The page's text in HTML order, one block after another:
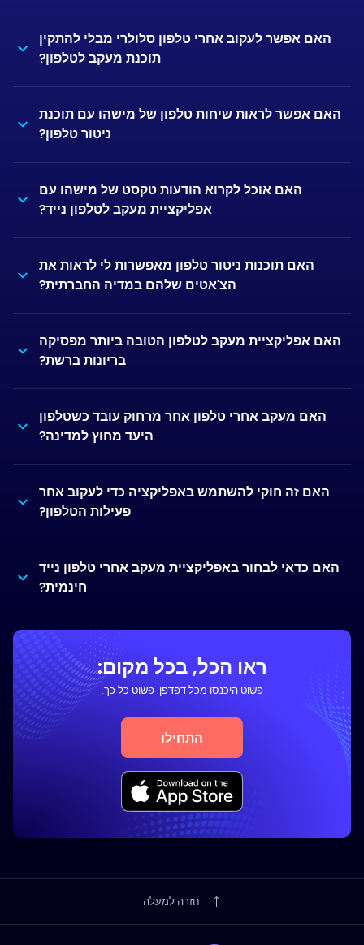
האם אפשר לעקוב אחרי טלפון סלולרי מבלי להתקין
תוכנת מעקב לטלפון?
האם אפשר לראות שיחות טלפון של מישהו עם תוכנת
ניטור טלפון?
האם אוכל לקרוא הודעות טקסט של מישהו עם
אפליקציית מעקב לטלפון נייד?
האם תוכנות ניטור טלפון מאפשרות לי לראות את
הצ'אטים שלהם במדיה החברתית?
האם אפליקציית מעקב לטלפון הטובה ביותר מפסיקה
בריונות ברשת?
האם מעקב אחרי טלפון אחר מרחוק עובד כשטלפון
היעד מחוץ למדינה?
האם זה חוקי להשתמש באפליקציה כדי לעקוב אחר
פעילות הטלפון?
האם כדאי לבחור באפליקציית מעקב אחרי טלפון נייד
חינמית?
ראו הכל, בכל מקום:
פשוט היכנסו מכל דפדפן. פשוט כל כך.
התחילו
חזרה למעלה